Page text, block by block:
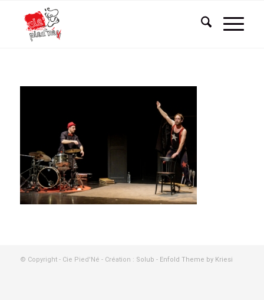
© Copyright - Cie Pied'Né - Création : Solub - Enfold Theme by Kriesi